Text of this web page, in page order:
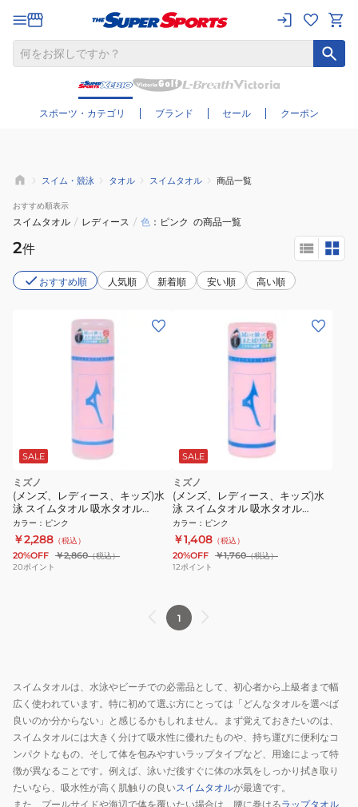
スポーツ・カテゴリ ブランド セール クーポン
さらに絞り込む
スイム・競泳 タオル スイムタオル 商品一覧
おすすめ順表示
スイムタオル / レディース / 色 ピンク の商品一覧
2件
おすすめ順 人気順 新着順 安い順 高い順
SALE
ミズノ
(メンズ、レディース、キッズ)水
泳 スイムタオル 吸水タオル
N2JYB01084
カラー ： ピンク
￥2,288 （税込）
20%OFF ￥2,860（税込）
20ポイント
SALE
ミズノ
(メンズ、レディース、キッズ)水
泳 スイムタオル 吸水タオル
N2JYB01184
カラー ： ピンク
￥1,408 （税込）
20%OFF ￥1,760（税込）
12ポイント
1
スイムタオルは、水泳やビーチでの必需品として、初心者から上級者まで幅
広く使われています。特に初めて選ぶ方にとっては「どんなタオルを選べば
良いのか分からない」と感じるかもしれません。まず覚えておきたいのは、
スイムタオルには大きく分けて吸水性に優れたものや、持ち運びに便利なコ
ンパクトなもの、そして体を包みやすいラップタイプなど、用途によって特
徴が異なることです。例えば、泳いだ後すぐに体の水気をしっかり拭き取り
たいなら、吸水性が高く肌触りの良いスイムタオルが最適です。
また、プールサイドや海辺で体を覆いたい場合は、腰に巻けるラップタオル